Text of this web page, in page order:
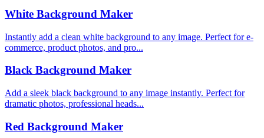
White Background Maker
Instantly add a clean white background to any image. Perfect for e-
commerce, product photos, and pro...
Black Background Maker
Add a sleek black background to any image instantly. Perfect for
dramatic photos, professional heads...
Red Background Maker